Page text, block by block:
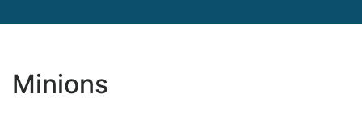
Minions